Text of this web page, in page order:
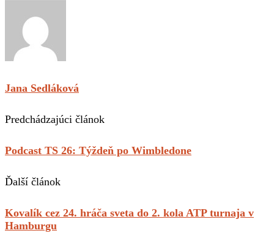
Jana Sedláková
Predchádzajúci článok
Podcast TS 26: Týždeň po Wimbledone
Ďalší článok
Kovalík cez 24. hráča sveta do 2. kola ATP turnaja v
Hamburgu